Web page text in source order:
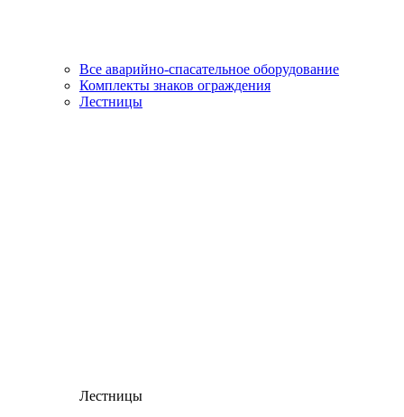
Все аварийно-спасательное оборудование
Комплекты знаков ограждения
Лестницы
Лестницы